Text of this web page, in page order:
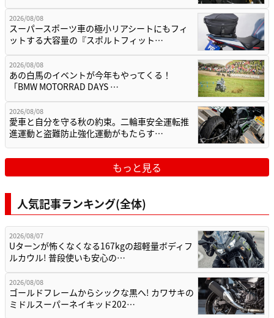
2026/08/08
スーパースポーツ車の極小リアシートにもフィ
ットする大容量の『スポルトフィット…
2026/08/08
あの白馬のイベントが今年もやってくる！
「BMW MOTORRAD DAYS …
2026/08/08
愛車と自分を守る秋の約束。二輪車安全運転推
進運動と盗難防止強化運動がもたらす…
もっと見る
人気記事ランキング(全体)
2026/08/07
Uターンが怖くなくなる167kgの超軽量ボディフ
ルカウル! 普段使いも安心の…
2026/08/08
ゴールドフレームからシックな黒へ! カワサキの
ミドルスーパーネイキッド202…